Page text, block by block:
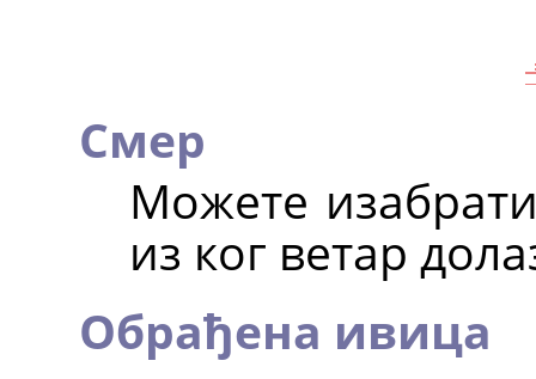
Смер
Можете
из ког ветар
Обрађена ивица